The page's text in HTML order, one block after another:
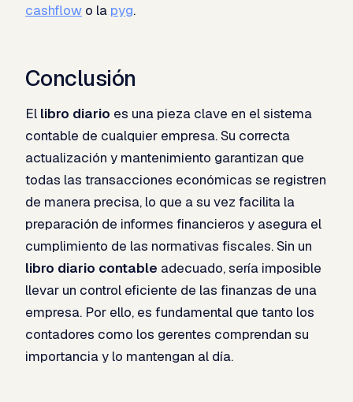
cashflow o la pyg.
Conclusión
El libro diario es una pieza clave en el sistema
contable de cualquier empresa. Su correcta
actualización y mantenimiento garantizan que
todas las transacciones económicas se registren
de manera precisa, lo que a su vez facilita la
preparación de informes financieros y asegura el
cumplimiento de las normativas fiscales. Sin un
libro diario contable adecuado, sería imposible
llevar un control eficiente de las finanzas de una
empresa. Por ello, es fundamental que tanto los
contadores como los gerentes comprendan su
importancia y lo mantengan al día.